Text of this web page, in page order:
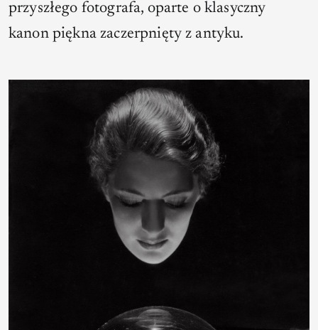
przyszłego fotografa, oparte o klasyczny
kanon piękna zaczerpnięty z antyku.